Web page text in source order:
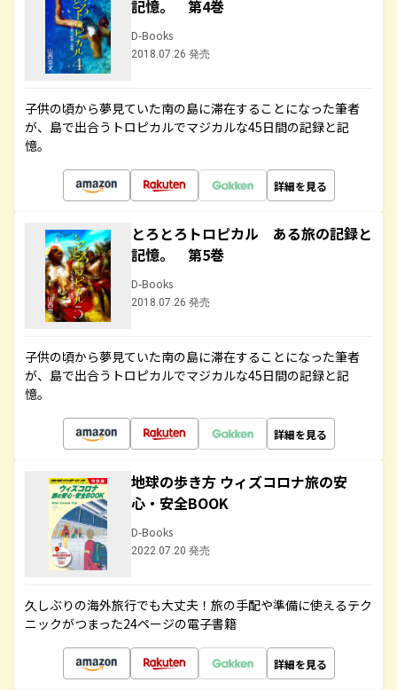
記憶。 第4巻
D-Books
2018.07.26 発売
子供の頃から夢見ていた南の島に滞在することになった筆者
が、島で出合うトロピカルでマジカルな45日間の記録と記
憶。
詳細を見る
とろとろトロピカル ある旅の記録と
記憶。 第5巻
D-Books
2018.07.26 発売
子供の頃から夢見ていた南の島に滞在することになった筆者
が、島で出合うトロピカルでマジカルな45日間の記録と記
憶。
詳細を見る
地球の歩き方 ウィズコロナ旅の安
心・安全BOOK
D-Books
2022.07.20 発売
久しぶりの海外旅行でも大丈夫！旅の手配や準備に使えるテク
ニックがつまった24ページの電子書籍
詳細を見る